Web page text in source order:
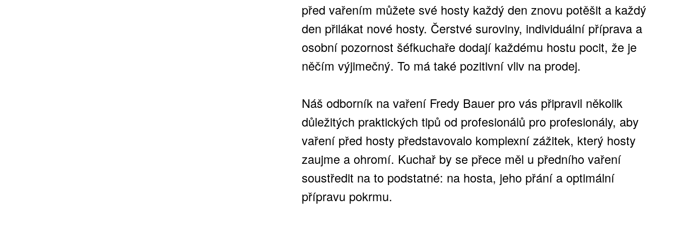
před vařením můžete své hosty každý den znovu potěšit a každý
den přilákat nové hosty. Čerstvé suroviny, individuální příprava a
osobní pozornost šéfkuchaře dodají každému hostu pocit, že je
něčím výjimečný. To má také pozitivní vliv na prodej.
Náš odborník na vaření Fredy Bauer pro vás připravil několik
důležitých praktických tipů od profesionálů pro profesionály, aby
vaření před hosty představovalo komplexní zážitek, který hosty
zaujme a ohromí. Kuchař by se přece měl u předního vaření
soustředit na to podstatné: na hosta, jeho přání a optimální
přípravu pokrmu.